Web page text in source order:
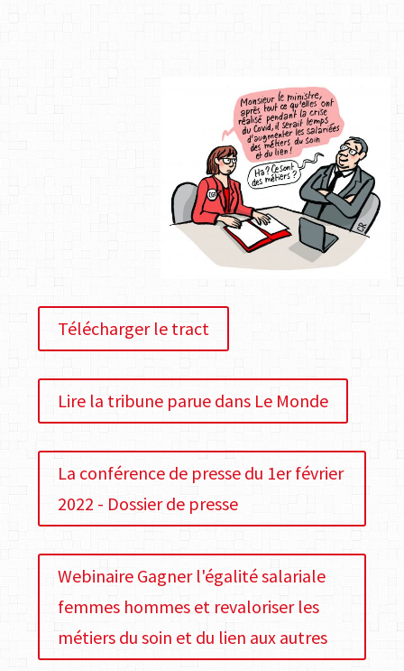
Télécharger le tract
Lire la tribune parue dans Le Monde
La conférence de presse du 1er février
2022 - Dossier de presse
Webinaire Gagner l'égalité salariale
femmes hommes et revaloriser les
métiers du soin et du lien aux autres